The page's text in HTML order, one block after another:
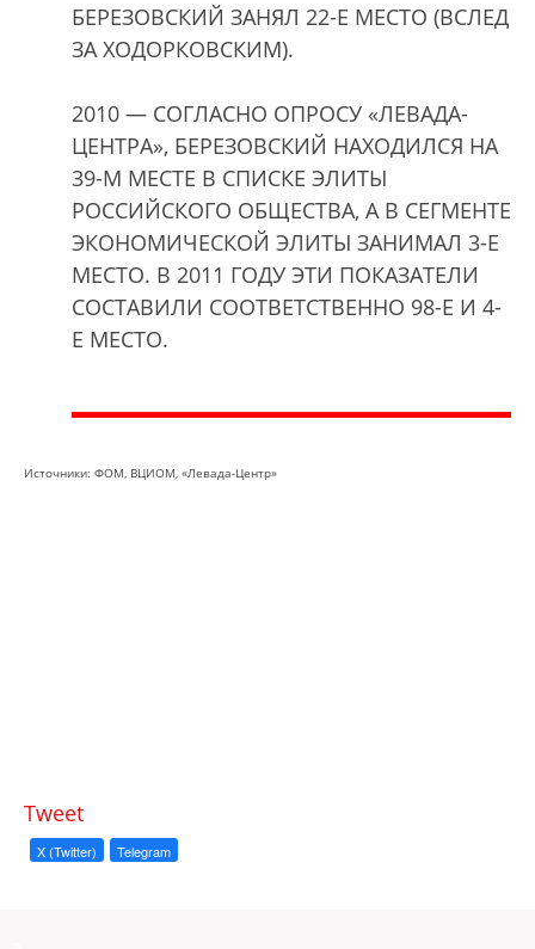
БЕРЕЗОВСКИЙ ЗАНЯЛ 22-Е МЕСТО (ВСЛЕД
ЗА ХОДОРКОВСКИМ).
2010 — СОГЛАСНО ОПРОСУ «ЛЕВАДА-
ЦЕНТРА», БЕРЕЗОВСКИЙ НАХОДИЛСЯ НА
39-М МЕСТЕ В СПИСКЕ ЭЛИТЫ
РОССИЙСКОГО ОБЩЕСТВА, А В СЕГМЕНТЕ
ЭКОНОМИЧЕСКОЙ ЭЛИТЫ ЗАНИМАЛ 3-Е
МЕСТО. В 2011 ГОДУ ЭТИ ПОКАЗАТЕЛИ
СОСТАВИЛИ СООТВЕТСТВЕННО 98-Е И 4-
Е МЕСТО.
Источники: ФОМ, ВЦИОМ, «Левада-Центр»
Tweet
X (Twitter) Telegram